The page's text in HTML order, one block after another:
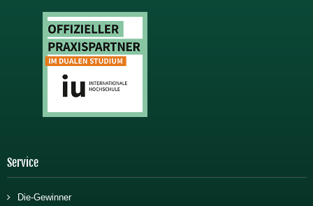
Service
Die-Gewinner